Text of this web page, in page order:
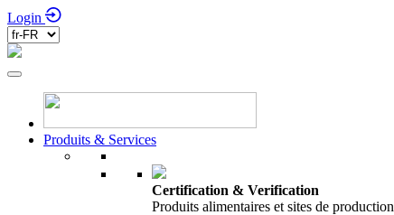
Login
Produits & Services
Certification & Verification
Produits alimentaires et sites de production